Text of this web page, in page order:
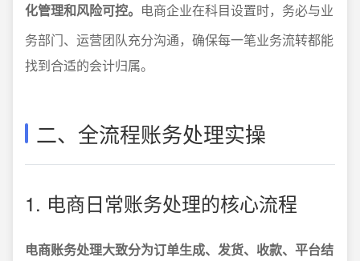
化管理和风险可控。 电商企业在科目设置时，务必与业
务部门、运营团队充分沟通，确保每一笔业务流转都能
找到合适的会计归属。
二、全流程账务处理实操
1. 电商日常账务处理的核心流程
电商账务处理大致分为订单生成、发货、收款、平台结